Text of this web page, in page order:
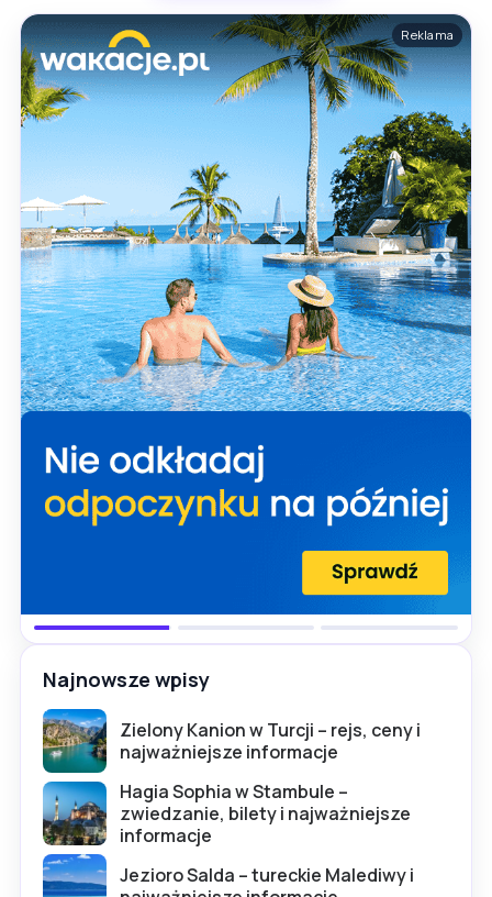
Reklama
Najnowsze wpisy
Zielony Kanion w Turcji – rejs, ceny i
najważniejsze informacje
Hagia Sophia w Stambule –
zwiedzanie, bilety i najważniejsze
informacje
Jezioro Salda – tureckie Malediwy i